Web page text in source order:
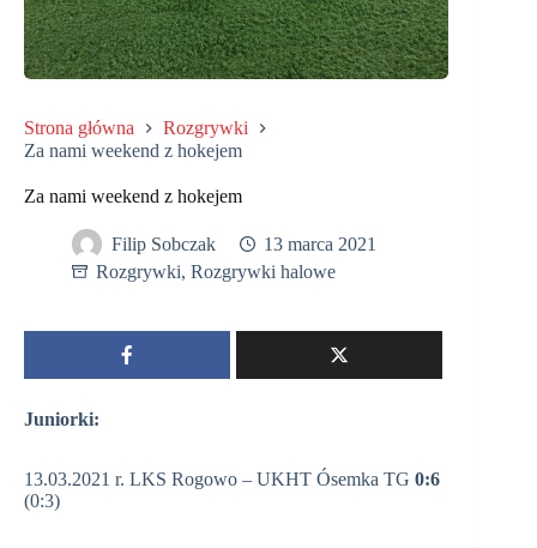
Strona główna
Rozgrywki
Za nami weekend z hokejem
Za nami weekend z hokejem
Filip Sobczak
13 marca 2021
Rozgrywki, Rozgrywki halowe
Juniorki:
13.03.2021 r. LKS Rogowo – UKHT Ósemka TG 0:6
(0:3)